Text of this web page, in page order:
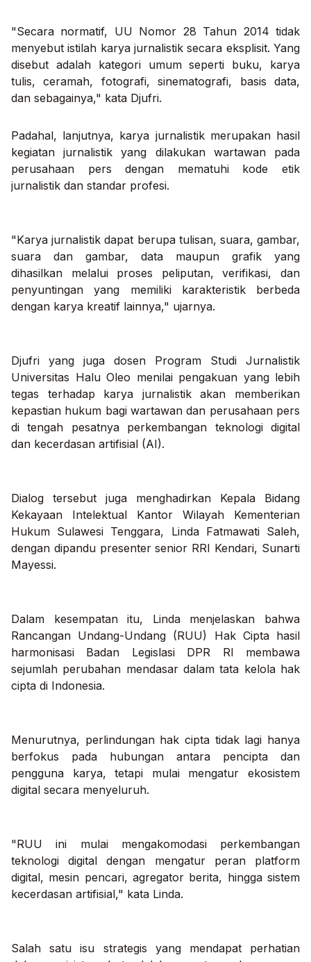
"Secara normatif, UU Nomor 28 Tahun 2014 tidak
menyebut istilah karya jurnalistik secara eksplisit. Yang
disebut adalah kategori umum seperti buku, karya
tulis, ceramah, fotografi, sinematografi, basis data,
dan sebagainya," kata Djufri.
Padahal, lanjutnya, karya jurnalistik merupakan hasil
kegiatan jurnalistik yang dilakukan wartawan pada
perusahaan pers dengan mematuhi kode etik
jurnalistik dan standar profesi.
"Karya jurnalistik dapat berupa tulisan, suara, gambar,
suara dan gambar, data maupun grafik yang
dihasilkan melalui proses peliputan, verifikasi, dan
penyuntingan yang memiliki karakteristik berbeda
dengan karya kreatif lainnya," ujarnya.
Djufri yang juga dosen Program Studi Jurnalistik
Universitas Halu Oleo menilai pengakuan yang lebih
tegas terhadap karya jurnalistik akan memberikan
kepastian hukum bagi wartawan dan perusahaan pers
di tengah pesatnya perkembangan teknologi digital
dan kecerdasan artifisial (AI).
Dialog tersebut juga menghadirkan Kepala Bidang
Kekayaan Intelektual Kantor Wilayah Kementerian
Hukum Sulawesi Tenggara, Linda Fatmawati Saleh,
dengan dipandu presenter senior RRI Kendari, Sunarti
Mayessi.
Dalam kesempatan itu, Linda menjelaskan bahwa
Rancangan Undang-Undang (RUU) Hak Cipta hasil
harmonisasi Badan Legislasi DPR RI membawa
sejumlah perubahan mendasar dalam tata kelola hak
cipta di Indonesia.
Menurutnya, perlindungan hak cipta tidak lagi hanya
berfokus pada hubungan antara pencipta dan
pengguna karya, tetapi mulai mengatur ekosistem
digital secara menyeluruh.
"RUU ini mulai mengakomodasi perkembangan
teknologi digital dengan mengatur peran platform
digital, mesin pencari, agregator berita, hingga sistem
kecerdasan artifisial," kata Linda.
Salah satu isu strategis yang mendapat perhatian